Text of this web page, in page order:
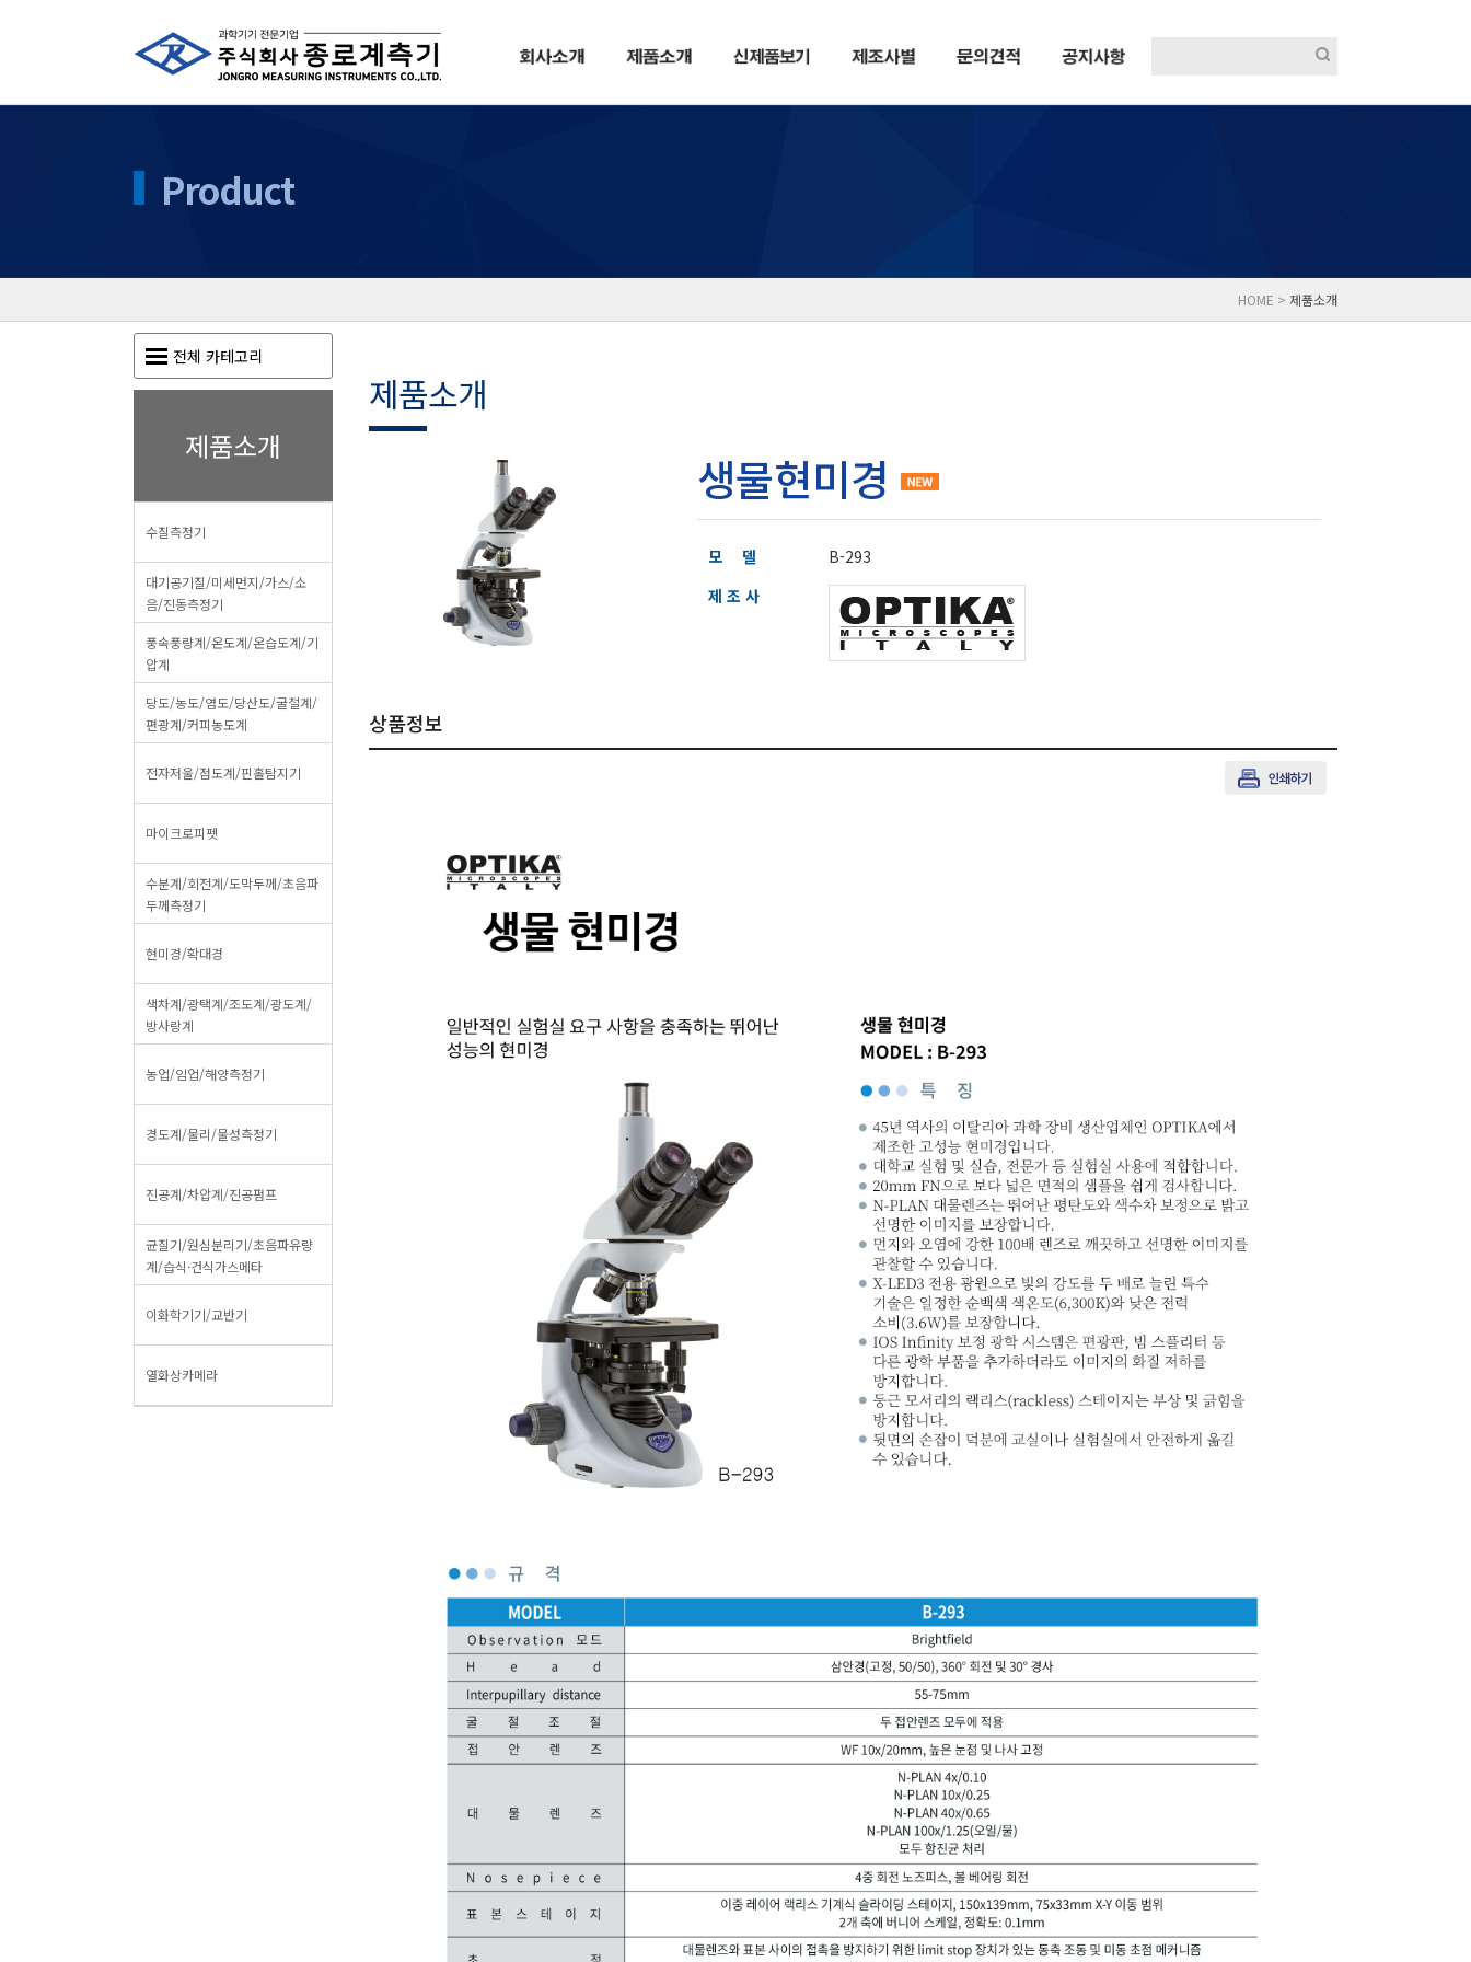
Product
HOME > 제품소개
전체 카테고리
제품소개
수질측정기
대기공기질/미세먼지/가스/소
음/진동측정기
풍속풍량계/온도계/온습도계/기
압계
당도/농도/염도/당산도/굴절계/
편광계/커피농도계
전자저울/점도계/핀홀탐지기
마이크로피펫
수분계/회전계/도막두께/초음파
두께측정기
현미경/확대경
색차계/광택계/조도계/광도계/
방사랑계
농업/임업/해양측정기
경도계/물리/물성측정기
진공계/차압계/진공펌프
균질기/원심분리기/초음파유량
계/습식·건식가스메타
이화학기기/교반기
열화상카메라
제품소개
생물현미경
모 델
B-293
제 조 사
상품정보